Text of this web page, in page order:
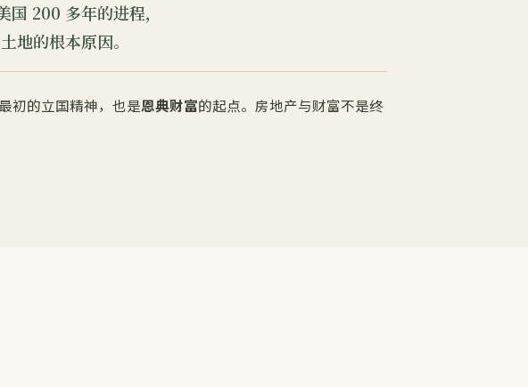
200 多年的进程，
地的根本原因。
初的立国精神，也是恩典财富的起点。房地产与财富不是终